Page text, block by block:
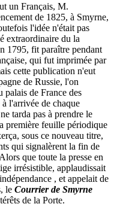
un Français, M.
de 1825, à Smyrne,
l'idée n'était pas
extraordinaire du la
1795, fit paraître pendant
qui fut imprimée par
cette publication n'eut
de Russie, l'on
de France des
l'arrivée de chaque
tarda pas à prendre le
première feuille périodique
sous ce nouveau titre,
qui signalèrent la fin de
que toute la presse en
irrésistible, applaudissait
, et appelait de
le Courrier de Smyrne
de la Porte.